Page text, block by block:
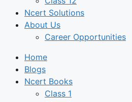
Ncert Solutions
About Us
Career Opportunities
Home
Blogs
Ncert Books
Class 1